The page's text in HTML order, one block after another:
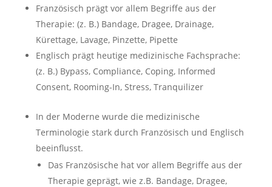
Französisch prägt vor allem Begriffe aus der
Therapie: (z. B.) Bandage, Dragee, Drainage,
Kürettage, Lavage, Pinzette, Pipette
Englisch prägt heutige medizinische Fachsprache:
(z. B.) Bypass, Compliance, Coping, Informed
Consent, Rooming-In, Stress, Tranquilizer
In der Moderne wurde die medizinische
Terminologie stark durch Französisch und Englisch
beeinflusst.
Das Französische hat vor allem Begriffe aus der
Therapie geprägt, wie z.B. Bandage, Dragee,